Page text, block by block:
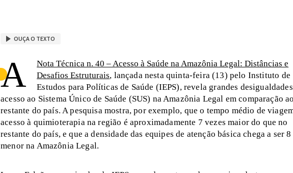
OUÇA O TEXTO
A
Nota Técnica n. 40 – Acesso à Saúde na Amazônia Legal: Distâncias e
Desafios Estruturais, lançada nesta quinta-feira (13) pelo Instituto de
Estudos para Políticas de Saúde (IEPS), revela grandes
acesso ao Sistema Único de Saúde (SUS) na Amazônia Legal em comparação ao
restante do país. A pesquisa mostra, por exemplo, que o tempo médio de
acesso à quimioterapia na região é aproximadamente 7 vezes maior do que no
restante do país, e que a densidade das equipes de atenção básica chega a ser 8
menor na Amazônia Legal.